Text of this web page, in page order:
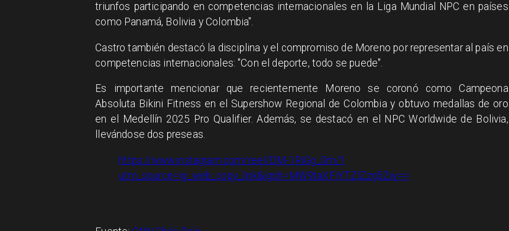
triunfos participando en competencias internacionales en la Liga Mundial NPC en países
como Panamá, Bolivia y Colombia".
Castro también destacó la disciplina y el compromiso de Moreno por representar al país en
competencias internacionales: "Con el deporte, todo se puede".
Es importante mencionar que recientemente Moreno se coronó como Campeona
Absoluta Bikini Fitness en el Supershow Regional de Colombia y obtuvo medallas de oro
en el Medellín 2025 Pro Qualifier. Además, se destacó en el NPC Worldwide de Bolivia,
llevándose dos preseas.
https://www.instagram.com/reel/DM-1RiGg_0m/?
utm_source=ig_web_copy_link&igsh=MW9taXFiYTZlZzg5Zw==